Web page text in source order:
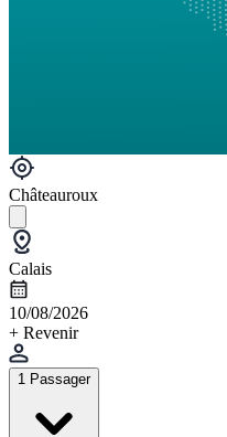
Châteauroux
Calais
10/08/2026
+ Revenir
1 Passager